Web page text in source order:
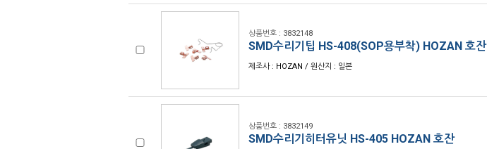
상품번호 : 3832148
SMD수리기팁 HS-408(SOP용부착) HOZAN 호잔
제조사 : HOZAN / 원산지 : 일본
상품번호 : 3832149
SMD수리기히터유닛 HS-405 HOZAN 호잔